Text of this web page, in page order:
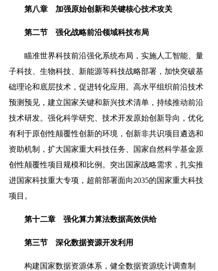
第八章 加强原始创新和关键核心技术攻关
第二节 强化战略前沿领域科技布局
瞄准世界科技前沿强化系统布局，实施人工智能、量
子科技、生物科技、新能源等科技战略部署， 加快突破基
础理论和底层技术，促进转化应用。高水平组织前沿技术
预测预见，建立国家关键和新兴技术清单，持续推动前沿
技术研发。强化科学研究、技术开发原始创新导向，优化
有利于原创性颠覆性创新的环境，创新非共识项目遴选和
资助机制，扩大国家重大科技任务、国家自然科学基金原
创性颠覆性项目规模和比例。突出国家战略需求，扎实推
进国家科技重大专项，超前部署面向2035的国家重大科技
项目。
第十二章 强化算力算法数据高效供给
第三节 深化数据资源开发利用
构建国家数据资源体系，健全数据资源统计调查制